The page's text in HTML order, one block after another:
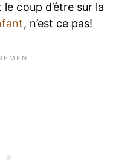
coup d’être sur la
, n’est ce pas!